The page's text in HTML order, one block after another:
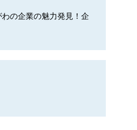
の企業の魅力発見！企